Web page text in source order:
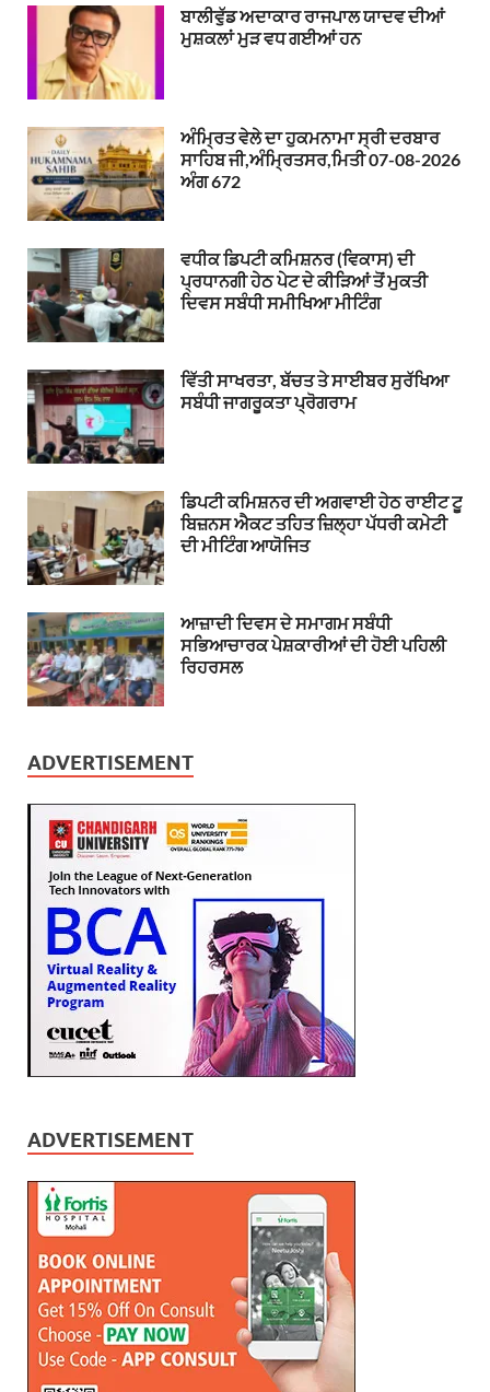
ਬਾਲੀਵੁੱਡ ਅਦਾਕਾਰ ਰਾਜਪਾਲ ਯਾਦਵ ਦੀਆਂ
ਮੁਸ਼ਕਲਾਂ ਮੁੜ ਵਧ ਗਈਆਂ ਹਨ
ਅੰਮ੍ਰਿਤ ਵੇਲੇ ਦਾ ਹੁਕਮਨਾਮਾ ਸ੍ਰੀ ਦਰਬਾਰ
ਸਾਹਿਬ ਜੀ,ਅੰਮ੍ਰਿਤਸਰ,ਮਿਤੀ 07-08-2026
ਅੰਗ 672
ਵਧੀਕ ਡਿਪਟੀ ਕਮਿਸ਼ਨਰ (ਵਿਕਾਸ) ਦੀ
ਪ੍ਰਧਾਨਗੀ ਹੇਠ ਪੇਟ ਦੇ ਕੀੜਿਆਂ ਤੋਂ ਮੁਕਤੀ
ਦਿਵਸ ਸਬੰਧੀ ਸਮੀਖਿਆ ਮੀਟਿੰਗ
ਵਿੱਤੀ ਸਾਖਰਤਾ, ਬੱਚਤ ਤੇ ਸਾਈਬਰ ਸੁਰੱਖਿਆ
ਸਬੰਧੀ ਜਾਗਰੂਕਤਾ ਪ੍ਰੋਗਰਾਮ
ਡਿਪਟੀ ਕਮਿਸ਼ਨਰ ਦੀ ਅਗਵਾਈ ਹੇਠ ਰਾਈਟ ਟੂ
ਬਿਜ਼ਨਸ ਐਕਟ ਤਹਿਤ ਜ਼ਿਲ੍ਹਾ ਪੱਧਰੀ ਕਮੇਟੀ
ਦੀ ਮੀਟਿੰਗ ਆਯੋਜਿਤ
ਆਜ਼ਾਦੀ ਦਿਵਸ ਦੇ ਸਮਾਗਮ ਸਬੰਧੀ
ਸਭਿਆਚਾਰਕ ਪੇਸ਼ਕਾਰੀਆਂ ਦੀ ਹੋਈ ਪਹਿਲੀ
ਰਿਹਰਸਲ
ADVERTISEMENT
ADVERTISEMENT